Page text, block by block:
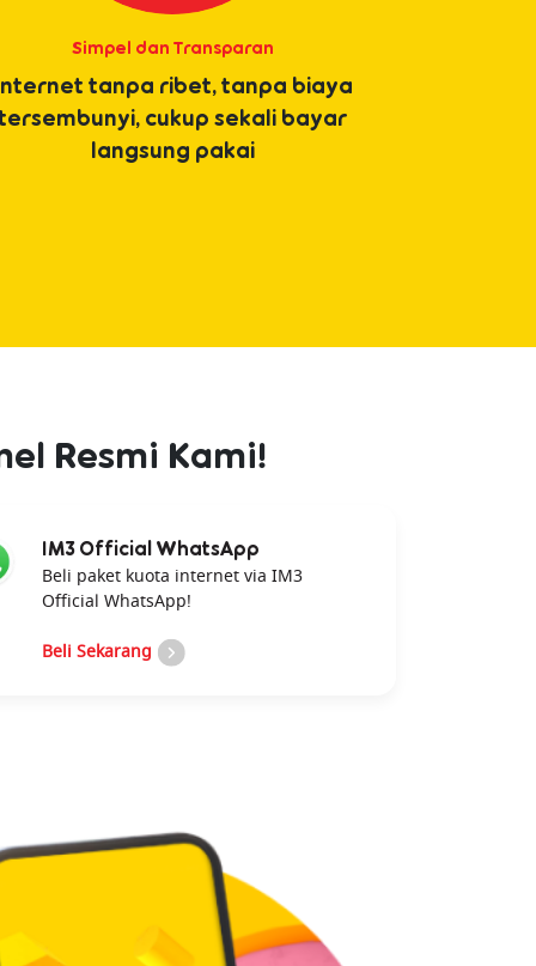
Simpel dan Transparan
tanpa ribet, tanpa biaya
cukup sekali bayar
langsung pakai
Resmi Kami!
IM3 Official WhatsApp
Beli paket kuota internet via IM3
Official WhatsApp!
Beli Sekarang